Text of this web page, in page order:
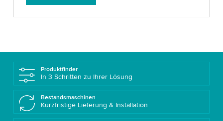
Produktfinder
In 3 Schritten zu Ihrer Lösung
Bestandsmaschinen
Kurzfristige Lieferung & Installation